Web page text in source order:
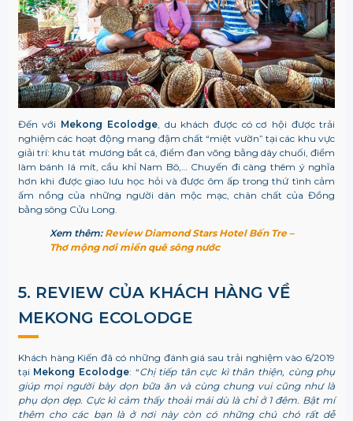
Đến với Mekong Ecolodge, du khách được có cơ hội được trải
nghiệm các hoạt động mang đậm chất “miệt vườn” tại các khu vực
giải trí: khu tát mương bắt cá, điểm đan võng bằng dây chuối, điểm
làm bánh lá mít, cầu khỉ Nam Bô,… Chuyến đi càng thêm ý nghĩa
hơn khi được giao lưu học hỏi và được ôm ấp trong thứ tình cảm
ấm nồng của những người dân mộc mạc, chân chất của Đồng
bằng sông Cửu Long.
Xem thêm: Review Diamond Stars Hotel Bến Tre –
Thơ mộng nơi miền quê sông nước
5. REVIEW CỦA KHÁCH HÀNG VỀ
MEKONG ECOLODGE
Khách hàng Kiến đã có những đánh giá sau trải nghiệm vào 6/2019
tại Mekong Ecolodge: “Chị tiếp tân cực kì thân thiện, cùng phụ
giúp mọi người bày dọn bữa ăn và cùng chung vui cũng như là
phụ dọn dẹp. Cực kì cảm thấy thoải mái dù là chỉ ở 1 đêm. Bật mí
thêm cho các bạn là ở nơi này còn có những chú chó rất dễ